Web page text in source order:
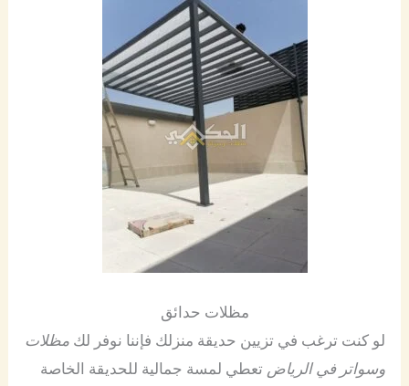
مظلات حدائق
لو كنت ترغب في تزيين حديقة منزلك فإننا نوفر لكمظلات
وسواتر في الرياض تعطي لمسة جمالية للحديقة الخاصة